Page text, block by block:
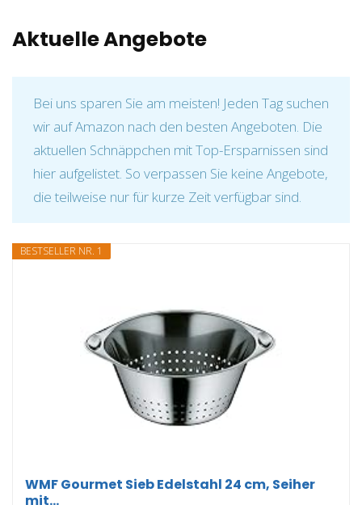
Aktuelle Angebote
Bei uns sparen Sie am meisten! Jeden Tag suchen
wir auf Amazon nach den besten Angeboten. Die
aktuellen Schnäppchen mit Top-Ersparnissen sind
hier aufgelistet. So verpassen Sie keine Angebote,
die teilweise nur für kurze Zeit verfügbar sind.
BESTSELLER NR. 1
WMF Gourmet Sieb Edelstahl 24 cm, Seiher
mit...